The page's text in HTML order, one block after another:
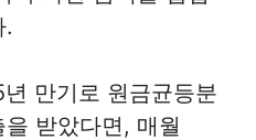
.
만기로 원금균등분
받았다면, 매월